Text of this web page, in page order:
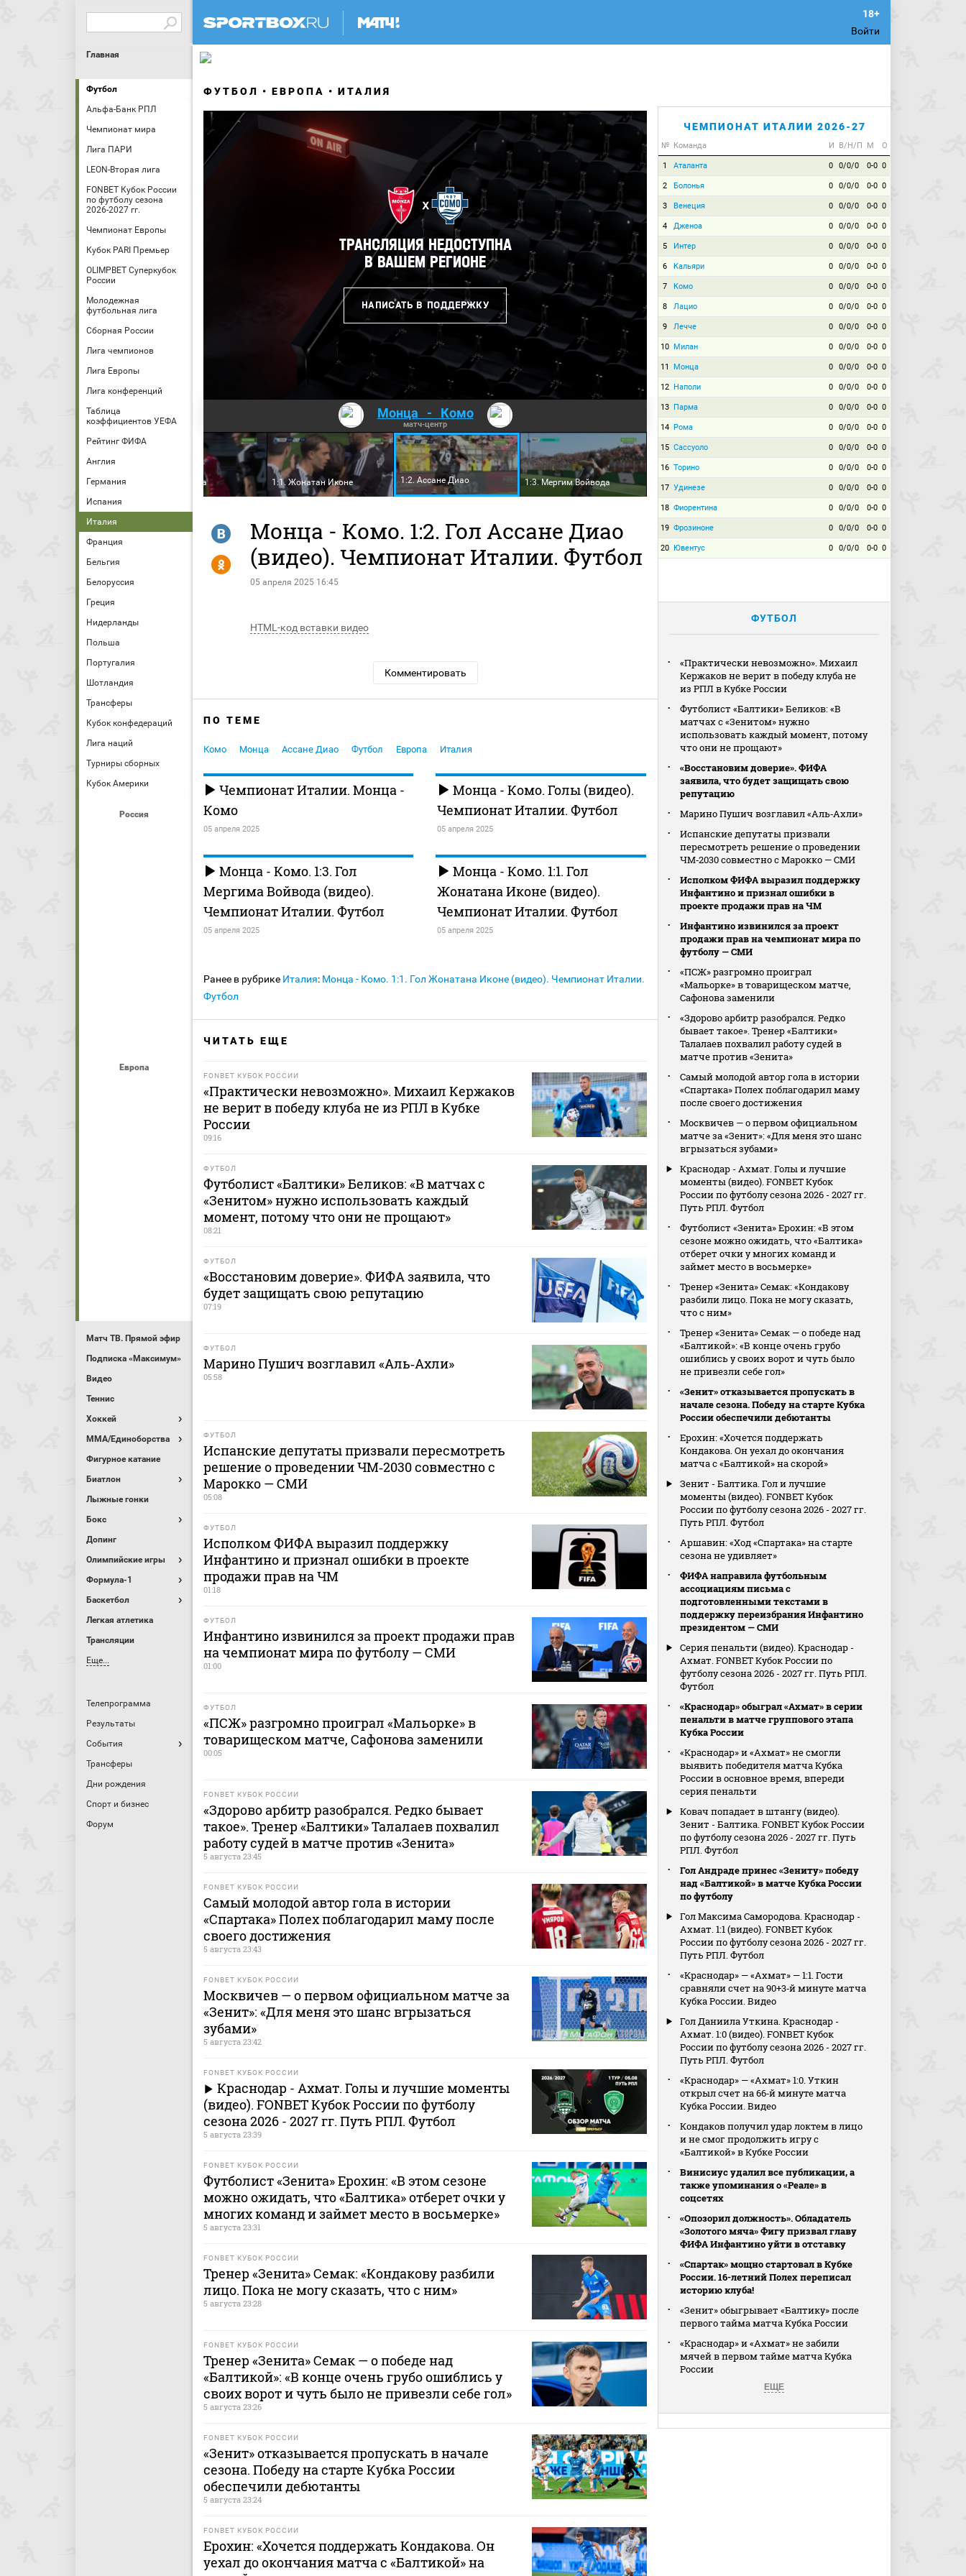
Войти
Главная
Футбол
Альфа-Банк РПЛ
Чемпионат мира
Лига ПАРИ
LEON-Вторая лига
FONBET Кубок России
по футболу сезона
2026-2027 гг.
Чемпионат Европы
Кубок PARI Премьер
OLIMPBET Суперкубок
России
Молодежная
футбольная лига
Сборная России
Лига чемпионов
Лига Европы
Лига конференций
Таблица
коэффициентов УЕФА
Рейтинг ФИФА
Англия
Германия
Испания
Италия
Франция
Бельгия
Белоруссия
Греция
Нидерланды
Польша
Португалия
Шотландия
Трансферы
Кубок конфедераций
Лига наций
Турниры сборных
Кубок Америки
Россия
Европа
Матч ТВ. Прямой эфир
Подписка «Максимум»
Видео
Теннис
Хоккей
MMA/Единоборства
Фигурное катание
Биатлон
Лыжные гонки
Бокс
Допинг
Олимпийские игры
Формула-1
Баскетбол
Легкая атлетика
Трансляции
Еще...
Телепрограмма
Результаты
События
Трансферы
Дни рождения
Спорт и бизнес
Форум
ФУТБОЛ ЕВРОПА ИТАЛИЯ
Монца - Комо
матч-центр
1:0. Дани Мота 1:1. Жонатан Иконе 1:2. Ассане Диао 1:3. Мергим Войвода
Монца - Комо. 1:2. Гол Ассане Диао
(видео). Чемпионат Италии. Футбол
05 апреля 2025 16:45
R
Y
HTML-код вставки видео
Комментировать
ПО ТЕМЕ
Комо Монца Ассане Диао Футбол Европа Италия
Чемпионат Италии. Монца -
Комо
05 апреля 2025
Монца - Комо. Голы (видео).
Чемпионат Италии. Футбол
05 апреля 2025
Монца - Комо. 1:3. Гол
Мергима Войвода (видео).
Чемпионат Италии. Футбол
05 апреля 2025
Монца - Комо. 1:1. Гол
Жонатана Иконе (видео).
Чемпионат Италии. Футбол
05 апреля 2025
Ранее в рубрике Италия: Монца - Комо. 1:1. Гол Жонатана Иконе (видео). Чемпионат Италии.
Футбол
ЧИТАТЬ ЕЩЕ
FONBET КУБОК РОССИИ
«Практически невозможно». Михаил Кержаков
не верит в победу клуба не из РПЛ в Кубке
России
09:16
ФУТБОЛ
Футболист «Балтики» Беликов: «В матчах с
«Зенитом» нужно использовать каждый
момент, потому что они не прощают»
08:21
ФУТБОЛ
«Восстановим доверие». ФИФА заявила, что
будет защищать свою репутацию
07:19
ФУТБОЛ
Марино Пушич возглавил «Аль‑Ахли»
05:58
ФУТБОЛ
Испанские депутаты призвали пересмотреть
решение о проведении ЧМ‑2030 совместно с
Марокко — СМИ
05:08
ФУТБОЛ
Исполком ФИФА выразил поддержку
Инфантино и признал ошибки в проекте
продажи прав на ЧМ
01:18
ФУТБОЛ
Инфантино извинился за проект продажи прав
на чемпионат мира по футболу — СМИ
01:00
ФУТБОЛ
«ПСЖ» разгромно проиграл «Мальорке» в
товарищеском матче, Сафонова заменили
00:05
FONBET КУБОК РОССИИ
«Здорово арбитр разобрался. Редко бывает
такое». Тренер «Балтики» Талалаев похвалил
работу судей в матче против «Зенита»
5 августа 23:45
FONBET КУБОК РОССИИ
Самый молодой автор гола в истории
«Спартака» Полех поблагодарил маму после
своего достижения
5 августа 23:43
FONBET КУБОК РОССИИ
Москвичев — о первом официальном матче за
«Зенит»: «Для меня это шанс вгрызаться
зубами»
5 августа 23:42
FONBET КУБОК РОССИИ
Краснодар - Ахмат. Голы и лучшие моменты
(видео). FONBET Кубок России по футболу
сезона 2026 - 2027 гг. Путь РПЛ. Футбол
5 августа 23:39
FONBET КУБОК РОССИИ
Футболист «Зенита» Ерохин: «В этом сезоне
можно ожидать, что «Балтика» отберет очки у
многих команд и займет место в восьмерке»
5 августа 23:31
FONBET КУБОК РОССИИ
Тренер «Зенита» Семак: «Кондакову разбили
лицо. Пока не могу сказать, что с ним»
5 августа 23:28
FONBET КУБОК РОССИИ
Тренер «Зенита» Семак — о победе над
«Балтикой»: «В конце очень грубо ошиблись у
своих ворот и чуть было не привезли себе гол»
5 августа 23:26
FONBET КУБОК РОССИИ
«Зенит» отказывается пропускать в начале
сезона. Победу на старте Кубка России
обеспечили дебютанты
5 августа 23:24
FONBET КУБОК РОССИИ
Ерохин: «Хочется поддержать Кондакова. Он
уехал до окончания матча с «Балтикой» на
ЧЕМПИОНАТ ИТАЛИИ 2026-27
№ Команда И В/Н/П М О
1 Аталанта 0 0/0/0 0-0 0
2 Болонья 0 0/0/0 0-0 0
3 Венеция 0 0/0/0 0-0 0
4 Дженоа 0 0/0/0 0-0 0
5 Интер 0 0/0/0 0-0 0
6 Кальяри 0 0/0/0 0-0 0
7 Комо 0 0/0/0 0-0 0
8 Лацио 0 0/0/0 0-0 0
9 Лечче 0 0/0/0 0-0 0
10 Милан 0 0/0/0 0-0 0
11 Монца 0 0/0/0 0-0 0
12 Наполи 0 0/0/0 0-0 0
13 Парма 0 0/0/0 0-0 0
14 Рома 0 0/0/0 0-0 0
15 Сассуоло 0 0/0/0 0-0 0
16 Торино 0 0/0/0 0-0 0
17 Удинезе 0 0/0/0 0-0 0
18 Фиорентина 0 0/0/0 0-0 0
19 Фрозиноне 0 0/0/0 0-0 0
20 Ювентус 0 0/0/0 0-0 0
ФУТБОЛ
«Практически невозможно». Михаил
Кержаков не верит в победу клуба не
из РПЛ в Кубке России
Футболист «Балтики» Беликов: «В
матчах с «Зенитом» нужно
использовать каждый момент, потому
что они не прощают»
«Восстановим доверие». ФИФА
заявила, что будет защищать свою
репутацию
Марино Пушич возглавил «Аль‑Ахли»
Испанские депутаты призвали
пересмотреть решение о проведении
ЧМ‑2030 совместно с Марокко — СМИ
Исполком ФИФА выразил поддержку
Инфантино и признал ошибки в
проекте продажи прав на ЧМ
Инфантино извинился за проект
продажи прав на чемпионат мира по
футболу — СМИ
«ПСЖ» разгромно проиграл
«Мальорке» в товарищеском матче,
Сафонова заменили
«Здорово арбитр разобрался. Редко
бывает такое». Тренер «Балтики»
Талалаев похвалил работу судей в
матче против «Зенита»
Самый молодой автор гола в истории
«Спартака» Полех поблагодарил маму
после своего достижения
Москвичев — о первом официальном
матче за «Зенит»: «Для меня это шанс
вгрызаться зубами»
Краснодар - Ахмат. Голы и лучшие
моменты (видео). FONBET Кубок
России по футболу сезона 2026 - 2027 гг.
Путь РПЛ. Футбол
Футболист «Зенита» Ерохин: «В этом
сезоне можно ожидать, что «Балтика»
отберет очки у многих команд и
займет место в восьмерке»
Тренер «Зенита» Семак: «Кондакову
разбили лицо. Пока не могу сказать,
что с ним»
Тренер «Зенита» Семак — о победе над
«Балтикой»: «В конце очень грубо
ошиблись у своих ворот и чуть было
не привезли себе гол»
«Зенит» отказывается пропускать в
начале сезона. Победу на старте Кубка
России обеспечили дебютанты
Ерохин: «Хочется поддержать
Кондакова. Он уехал до окончания
матча с «Балтикой» на скорой»
Зенит - Балтика. Гол и лучшие
моменты (видео). FONBET Кубок
России по футболу сезона 2026 - 2027 гг.
Путь РПЛ. Футбол
Аршавин: «Ход «Спартака» на старте
сезона не удивляет»
ФИФА направила футбольным
ассоциациям письма с
подготовленными текстами в
поддержку переизбрания Инфантино
президентом — СМИ
Серия пенальти (видео). Краснодар -
Ахмат. FONBET Кубок России по
футболу сезона 2026 - 2027 гг. Путь РПЛ.
Футбол
«Краснодар» обыграл «Ахмат» в серии
пенальти в матче группового этапа
Кубка России
«Краснодар» и «Ахмат» не смогли
выявить победителя матча Кубка
России в основное время, впереди
серия пенальти
Ковач попадает в штангу (видео).
Зенит - Балтика. FONBET Кубок России
по футболу сезона 2026 - 2027 гг. Путь
РПЛ. Футбол
Гол Андраде принес «Зениту» победу
над «Балтикой» в матче Кубка России
по футболу
Гол Максима Самородова. Краснодар -
Ахмат. 1:1 (видео). FONBET Кубок
России по футболу сезона 2026 - 2027 гг.
Путь РПЛ. Футбол
«Краснодар» — «Ахмат» — 1:1. Гости
сравняли счет на 90+3‑й минуте матча
Кубка России. Видео
Гол Даниила Уткина. Краснодар -
Ахмат. 1:0 (видео). FONBET Кубок
России по футболу сезона 2026 - 2027 гг.
Путь РПЛ. Футбол
«Краснодар» — «Ахмат» 1:0. Уткин
открыл счет на 66‑й минуте матча
Кубка России. Видео
Кондаков получил удар локтем в лицо
и не смог продолжить игру с
«Балтикой» в Кубке России
Винисиус удалил все публикации, а
также упоминания о «Реале» в
соцсетях
«Опозорил должность». Обладатель
«Золотого мяча» Фигу призвал главу
ФИФА Инфантино уйти в отставку
«Спартак» мощно стартовал в Кубке
России. 16-летний Полех переписал
историю клуба!
«Зенит» обыгрывает «Балтику» после
первого тайма матча Кубка России
«Краснодар» и «Ахмат» не забили
мячей в первом тайме матча Кубка
России
ЕЩЕ